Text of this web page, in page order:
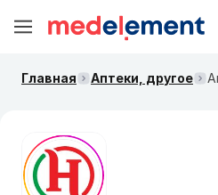
Главная Аптеки, другое